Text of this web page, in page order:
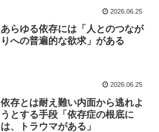
2026.06.25
あらゆる依存には「人とのつなが
りへの普遍的な欲求」がある
2026.06.25
依存とは耐え難い内面から逃れよ
うとする手段「依存症の根底に
は、トラウマがある」